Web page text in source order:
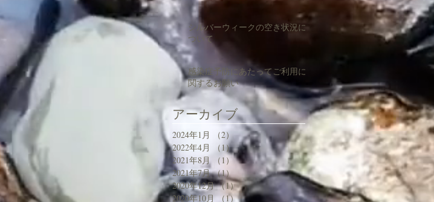
シルバーウィークの空き状況に
ついて
感染症予防にあたってご利用に
関するお願い
アーカイブ
2024年1月 （2）2件の記事
2022年4月
（1） 1件の記事
2021年8月
（1）1件の記事
2021年7月 （1）1件の記事
2020年12月 （1）1件の記事
2020年10月 （1）1件の記事